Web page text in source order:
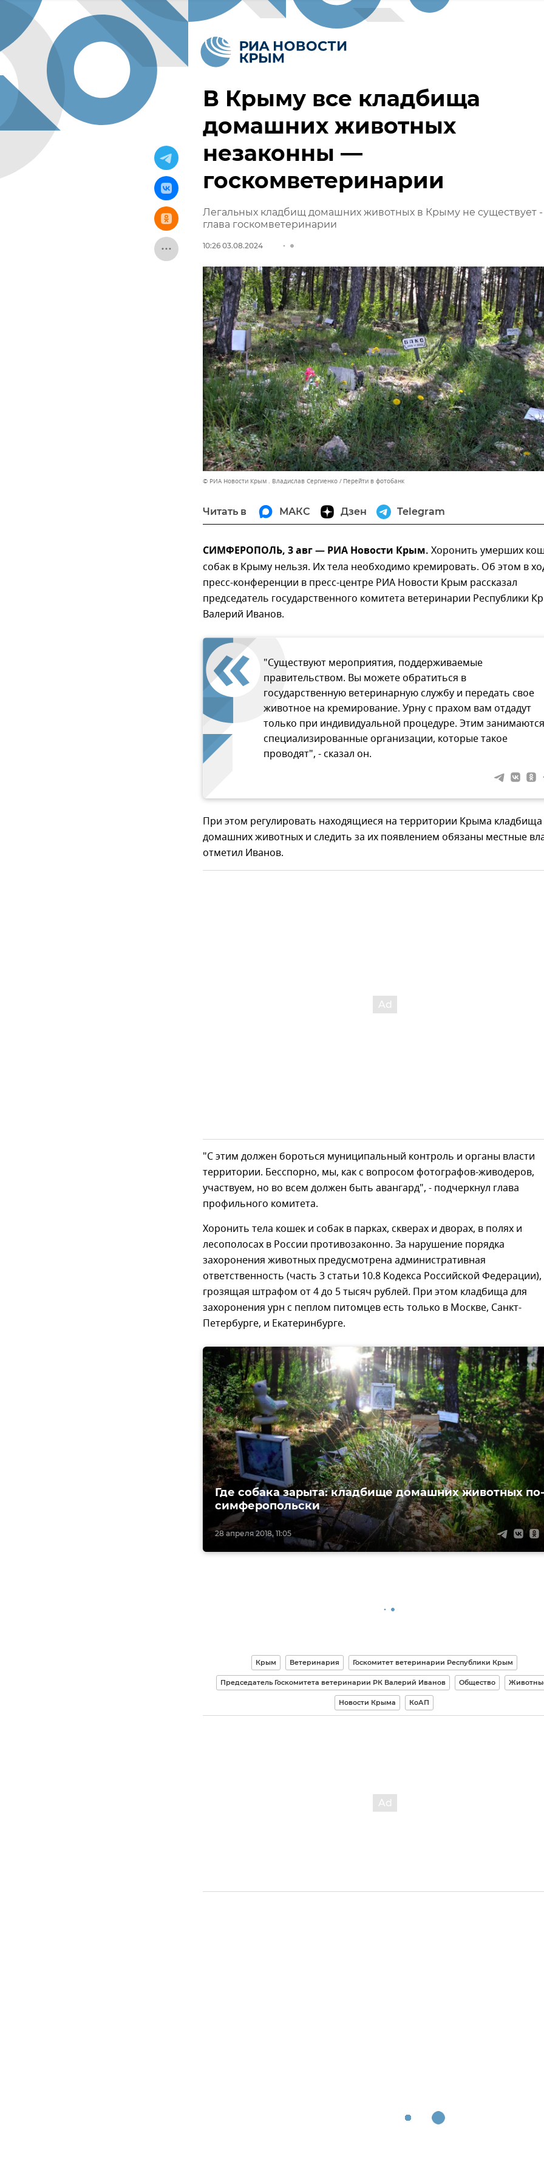
В Крыму все кладбища
домашних животных
незаконны —
госкомветеринарии
Легальных кладбищ домашних животных в Крыму не существует -
глава госкомветеринарии
10:26 03.08.2024
© РИА Новости Крым . Владислав Сергиенко Перейти в фотобанк
Читать в МАКС Дзен Telegram
СИМФЕРОПОЛЬ, 3 авг — РИА Новости Крым. Хоронить умерших
собак в Крыму нельзя. Их тела необходимо кремировать. Об этом в
пресс-конференции в пресс-центре РИА Новости Крым рассказал
председатель государственного комитета ветеринарии Республики
Валерий Иванов.
"Существуют мероприятия, поддерживаемые
правительством. Вы можете обратиться в
государственную ветеринарную службу и передать свое
животное на кремирование. Урну с прахом вам отдадут
только при индивидуальной процедуре. Этим занимаются
специализированные организации, которые такое
проводят", - сказал он.
При этом регулировать находящиеся на территории Крыма кладбища
домашних животных и следить за их появлением обязаны местные
отметил Иванов.
"С этим должен бороться муниципальный контроль и органы власти
территории. Бесспорно, мы, как с вопросом фотографов-живодеров,
участвуем, но во всем должен быть авангард", - подчеркнул глава
профильного комитета.
Хоронить тела кошек и собак в парках, скверах и дворах, в полях и
лесополосах в России противозаконно. За нарушение порядка
захоронения животных предусмотрена административная
ответственность (часть 3 статьи 10.8 Кодекса Российской Федерации),
грозящая штрафом от 4 до 5 тысяч рублей. При этом кладбища для
захоронения урн с пеплом питомцев есть только в Москве, Санкт-
Петербурге, и Екатеринбурге.
28 апреля 2018, 11:05
Где собака зарыта: кладбище домашних животных по-
симферопольски
Крым Ветеринария Госкомитет ветеринарии Республики Крым
Председатель Госкомитета ветеринарии РК Валерий Иванов Общество
Новости Крыма КоАП